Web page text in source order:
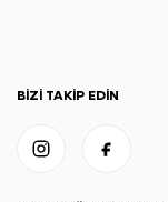
BIZI TAKIP EDIN